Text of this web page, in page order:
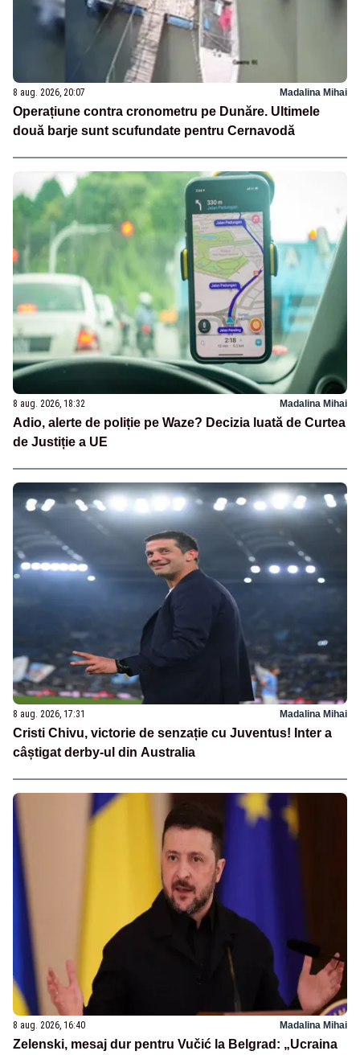
8 aug. 2026, 20:07 Madalina Mihai
Operațiune contra cronometru pe Dunăre. Ultimele
două barje sunt scufundate pentru Cernavodă
8 aug. 2026, 18:32 Madalina Mihai
Adio, alerte de poliție pe Waze? Decizia luată de Curtea
de Justiție a UE
8 aug. 2026, 17:31 Madalina Mihai
Cristi Chivu, victorie de senzație cu Juventus! Inter a
câștigat derby-ul din Australia
8 aug. 2026, 16:40 Madalina Mihai
Zelenski, mesaj dur pentru Vučić la Belgrad: „Ucraina